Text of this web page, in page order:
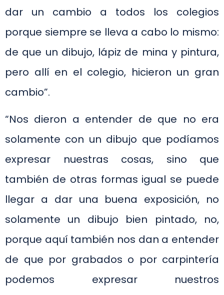
dar un cambio a todos los colegios
porque siempre se lleva a cabo lo mismo:
de que un dibujo, lápiz de mina y pintura,
pero allí en el colegio, hicieron un gran
cambio”.
“Nos dieron a entender de que no era
solamente con un dibujo que podíamos
expresar nuestras cosas, sino que
también de otras formas igual se puede
llegar a dar una buena exposición, no
solamente un dibujo bien pintado, no,
porque aquí también nos dan a entender
de que por grabados o por carpintería
podemos expresar nuestros